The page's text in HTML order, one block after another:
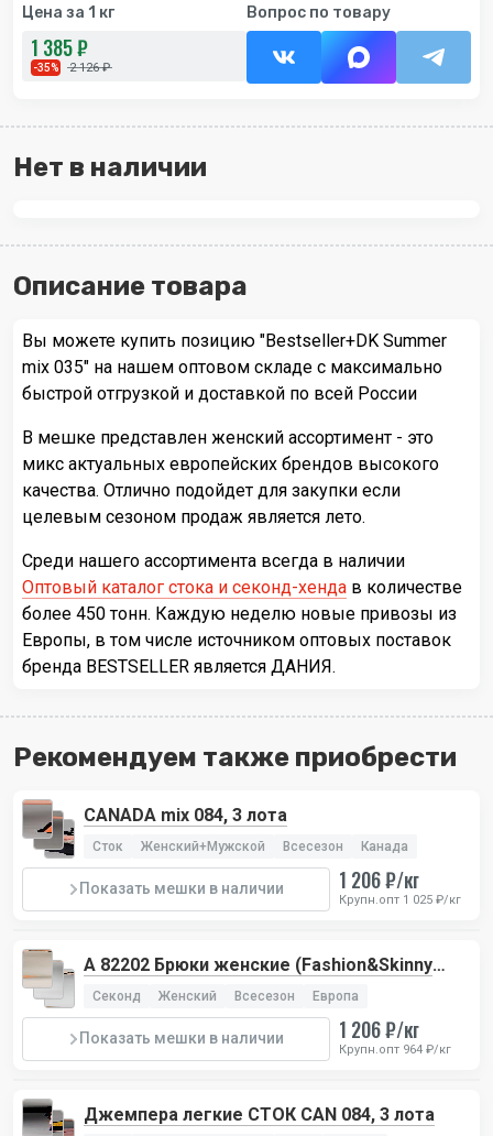
Цена за 1 кг
1 385 ₽
-35% 2 126 ₽
Вопрос по товару
Нет в наличии
Описание товара
Вы можете купить позицию "Bestseller+DK Summer
mix 035" на нашем оптовом складе с максимально
быстрой отгрузкой и доставкой по всей России
В мешке представлен женский ассортимент - это
микс актуальных европейских брендов высокого
качества. Отлично подойдет для закупки если
целевым сезоном продаж является лето.
Среди нашего ассортимента всегда в наличии
Оптовый каталог стока и секонд-хенда в количестве
более 450 тонн. Каждую неделю новые привозы из
Европы, в том числе источником оптовых поставок
бренда BESTSELLER является ДАНИЯ.
Рекомендуем также приобрести
CANADA mix 084, 3 лота
Сток Женский+Мужской Всесезон Канада
Показать мешки в наличии 1 206 ₽/кг
Крупн.опт 1 025 ₽/кг
А 82202 Брюки женские (Fashion&Skinny
Pants)
Секонд Женский Всесезон Европа
Показать мешки в наличии 1 206 ₽/кг
Крупн.опт 964 ₽/кг
Джемпера легкие СТОК CAN 084, 3 лота